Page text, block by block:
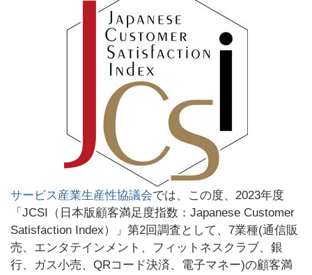
サービス産業生産性協議会では、この度、2023年度
「JCSI（日本版顧客満足度指数：Japanese Customer
Satisfaction Index）」第2回調査として、7業種(通信販
売、エンタテインメント、フィットネスクラブ、銀
行、ガス小売、QRコード決済、電子マネー)の顧客満